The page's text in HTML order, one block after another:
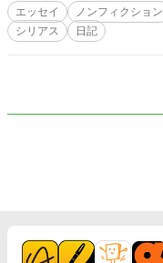
エッセイ ノンフィクション
シリアス
日記